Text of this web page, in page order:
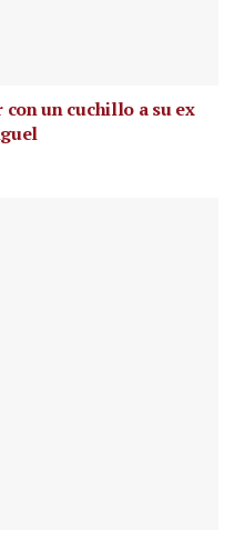
un cuchillo a su ex